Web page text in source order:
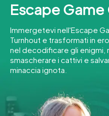
Città
Tour
Team Building
INT AT
Escape
Immergetevi nell'Escape
Turnhout e trasformati in
nel decodificare gli enigmi,
smascherare i cattivi e
minaccia ignota.